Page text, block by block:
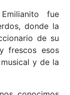
fue
donde la
de su
frescos esos
y de la